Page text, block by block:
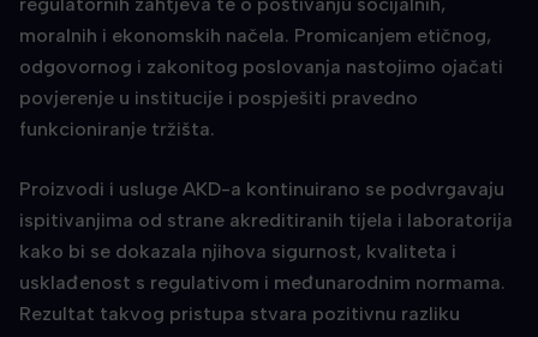
moralnih i ekonomskih načela. Promicanjem etičnog,
odgovornog i zakonitog poslovanja nastojimo ojačati
povjerenje u institucije i pospješiti pravedno
funkcioniranje tržišta.
Proizvodi i usluge AKD-a kontinuirano se podvrgavaju
ispitivanjima od strane akreditiranih tijela i laboratorija
kako bi se dokazala njihova sigurnost, kvaliteta i
usklađenost s regulativom i međunarodnim normama.
Rezultat takvog pristupa stvara pozitivnu razliku